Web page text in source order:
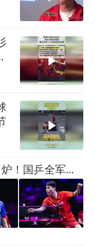
WTT横滨赛：男单8强出炉！国乒全军覆没，日本3人韩法各2人，德国1人